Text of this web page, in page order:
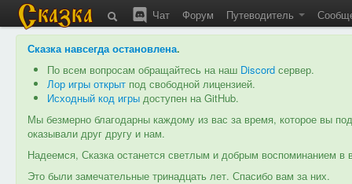
Чат Форум Путеводитель
Сказка навсегда остановлена.
По всем вопросам обращайтесь на наш Discord сервер.
Лор игры открыт под свободной лицензией.
Исходный код игры доступен на GitHub.
Мы безмерно благодарны каждому из вас за время, которое вы
оказывали друг другу и нам.
Надеемся, Сказка останется светлым и добрым воспоминанием
Это были замечательные тринадцать лет. Спасибо вам за них.